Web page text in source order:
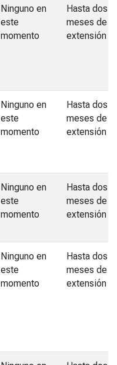
Ninguno en
este
momento
Hasta dos
meses de
extensión
Ninguno en
este
momento
Hasta dos
meses de
extensión
Ninguno en
este
momento
Hasta dos
meses de
extensión
Ninguno en
este
momento
Hasta dos
meses de
extensión